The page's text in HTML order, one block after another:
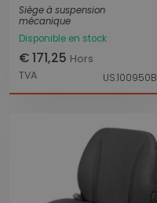
Siège à suspension
mécanique
Disponible en stock
€ 171,25 Hors
TVA
US.100950B